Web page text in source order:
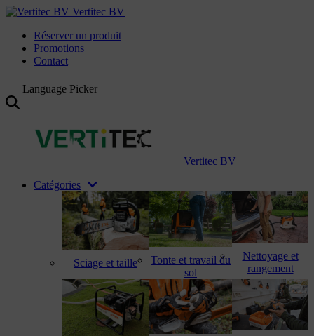
Vertitec BV
Réserver un produit
Promotions
Contact
Language Picker
Vertitec BV
Catégories
Sciage et taille
Tonte et travail du
sol
Nettoyage et
rangement